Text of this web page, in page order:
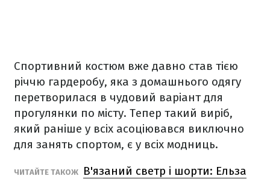
Спортивний костюм вже давно став тією
річчю гардеробу, яка з домашнього одягу
перетворилася в чудовий варіант для
прогулянки по місту. Тепер такий виріб,
який раніше у всіх асоціювався виключно
для занять спортом, є у всіх модниць.
ЧИТАЙТЕ ТАКОЖ
В'язаний светр і шорти: Ельза